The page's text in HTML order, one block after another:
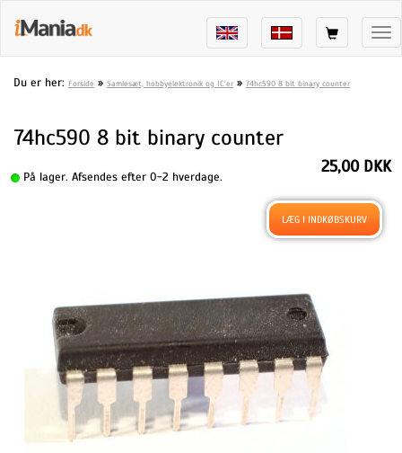
Du er her: Forside » Samlesæt, hobbyelektronik og IC'er » 74hc590 8 bit binary counter
74hc590 8 bit binary counter
På lager. Afsendes efter 0-2 hverdage.
25,00 DKK